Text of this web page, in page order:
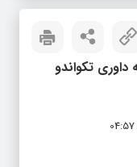
داوری تکواندو